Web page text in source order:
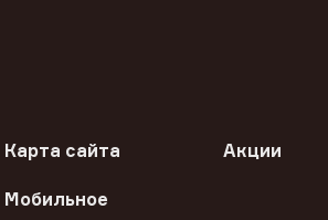
Карта сайта Акции
Мобильное